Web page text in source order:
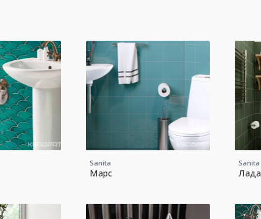
Sanita
Марс
Sanita
Лада